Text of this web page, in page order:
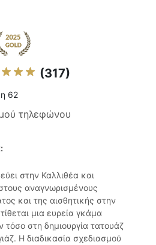
(317)
62
τηλεφώνου
στην Καλλιθέα και
αναγνωρισμένους
και της αισθητικής στην
μια ευρεία γκάμα
τόσο στη δημιουργία τατουάζ
Η διαδικασία σχεδιασμού